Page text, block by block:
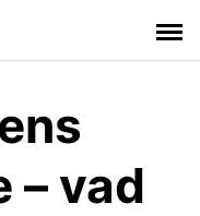
– vad